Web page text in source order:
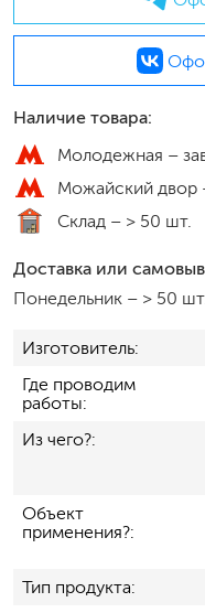
Наличие товара:
Молодежная –
Можайский двор
Склад – > 50 шт.
Доставка или
Понедельник – > 50 шт.
Изготовитель
Где проводим
работы
Из чего?
Объект
применения?
Тип продукта